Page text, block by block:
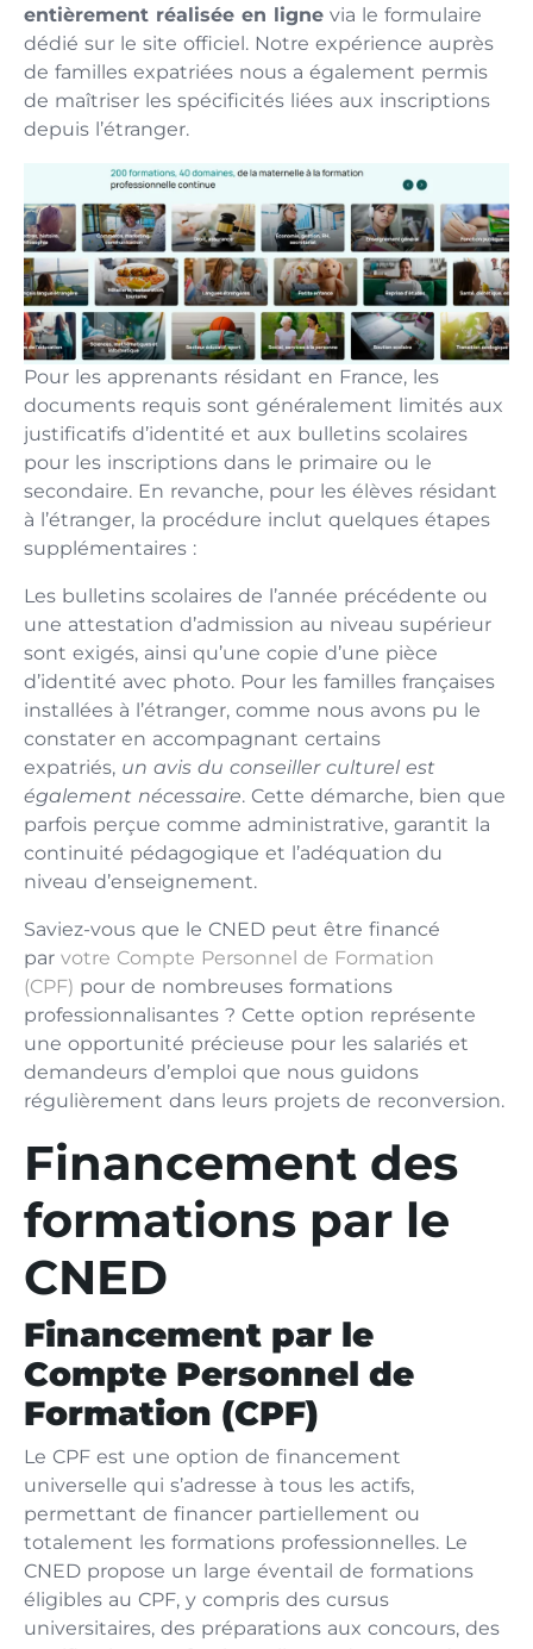
entièrement réalisée en ligne via le formulaire
dédié sur le site officiel. Notre expérience auprès
de familles expatriées nous a également permis
de maîtriser les spécificités liées aux inscriptions
depuis l’étranger.
Pour les apprenants résidant en France, les
documents requis sont généralement limités aux
justificatifs d’identité et aux bulletins scolaires
pour les inscriptions dans le primaire ou le
secondaire. En revanche, pour les élèves résidant
à l’étranger, la procédure inclut quelques étapes
supplémentaires :
Les bulletins scolaires de l’année précédente ou
une attestation d’admission au niveau supérieur
sont exigés, ainsi qu’une copie d’une pièce
d’identité avec photo. Pour les familles françaises
installées à l’étranger, comme nous avons pu le
constater en accompagnant certains
expatriés, un avis du conseiller culturel est
également nécessaire. Cette démarche, bien que
parfois perçue comme administrative, garantit la
continuité pédagogique et l’adéquation du
niveau d’enseignement.
Saviez-vous que le CNED peut être financé
par votre Compte Personnel de Formation
(CPF) pour de nombreuses formations
professionnalisantes ? Cette option représente
une opportunité précieuse pour les salariés et
demandeurs d’emploi que nous guidons
régulièrement dans leurs projets de reconversion.
Financement des
formations par le
CNED
Financement par le
Compte Personnel de
Formation (CPF)
Le CPF est une option de financement
universelle qui s’adresse à tous les actifs,
permettant de financer partiellement ou
totalement les formations professionnelles. Le
CNED propose un large éventail de formations
éligibles au CPF, y compris des cursus
universitaires, des préparations aux concours, des